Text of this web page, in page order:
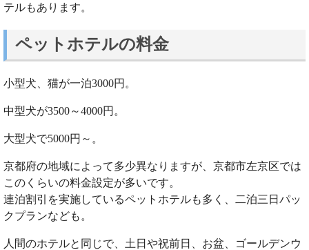
テルもあります。
ペットホテルの料金
小型犬、猫が一泊3000円。
中型犬が3500～4000円。
大型犬で5000円～。
京都府の地域によって多少異なりますが、京都市左京区では
このくらいの料金設定が多いです。
連泊割引を実施しているペットホテルも多く、二泊三日パッ
クプランなども。
人間のホテルと同じで、土日や祝前日、お盆、ゴールデンウ